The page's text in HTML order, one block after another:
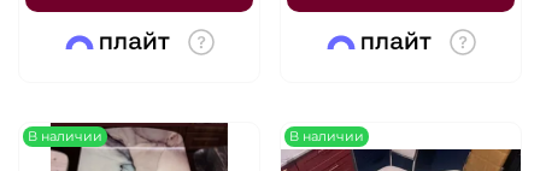
В наличии В наличии